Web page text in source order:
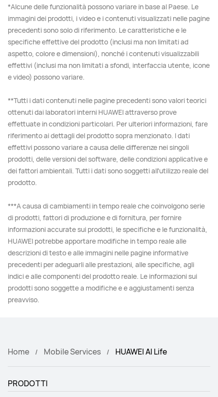
*Alcune delle funzionalità possono variare in base al Paese. Le
immagini dei prodotti, i video e i contenuti visualizzati nelle pagine
precedenti sono solo di riferimento. Le caratteristiche e le
specifiche effettive del prodotto (inclusi ma non limitati ad
aspetto, colore e dimensioni), nonché i contenuti visualizzabili
effettivi (inclusi ma non limitati a sfondi, interfaccia utente, icone
e video) possono variare.
**Tutti i dati contenuti nelle pagine precedenti sono valori teorici
ottenuti dai laboratori interni HUAWEI attraverso prove
effettuate in condizioni particolari. Per ulteriori informazioni, fare
riferimento ai dettagli del prodotto sopra menzionato. I dati
effettivi possono variare a causa delle differenze nei singoli
prodotti, delle versioni del software, delle condizioni applicative e
dei fattori ambientali. Tutti i dati sono soggetti all'utilizzo reale del
prodotto.
***A causa di cambiamenti in tempo reale che coinvolgono serie
di prodotti, fattori di produzione e di fornitura, per fornire
informazioni accurate sui prodotti, le specifiche e le funzionalità,
HUAWEI potrebbe apportare modifiche in tempo reale alle
descrizioni di testo e alle immagini nelle pagine informative
precedenti per adeguarli alle prestazioni, alle specifiche, agli
indici e alle componenti del prodotto reale. Le informazioni sui
prodotti sono soggette a modifiche e e aggiustamenti senza
preavviso.
Home Mobile Services HUAWEI AI Life
PRODOTTI